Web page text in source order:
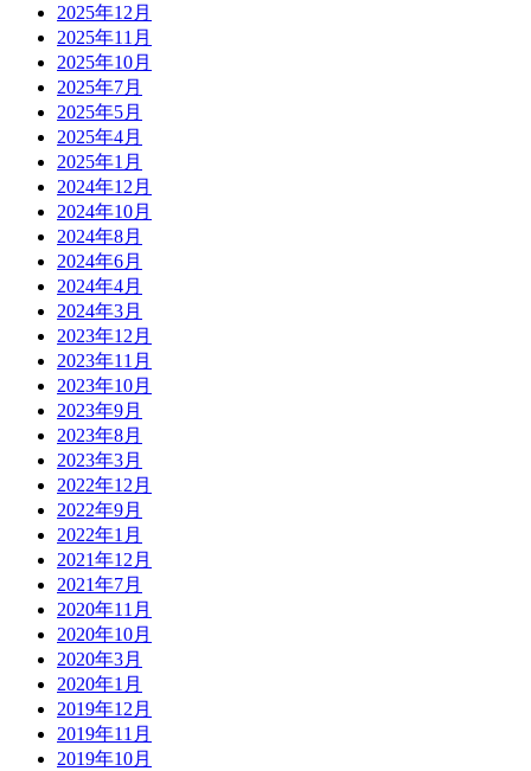
2025年12月
2025年11月
2025年10月
2025年7月
2025年5月
2025年4月
2025年1月
2024年12月
2024年10月
2024年8月
2024年6月
2024年4月
2024年3月
2023年12月
2023年11月
2023年10月
2023年9月
2023年8月
2023年3月
2022年12月
2022年9月
2022年1月
2021年12月
2021年7月
2020年11月
2020年10月
2020年3月
2020年1月
2019年12月
2019年11月
2019年10月